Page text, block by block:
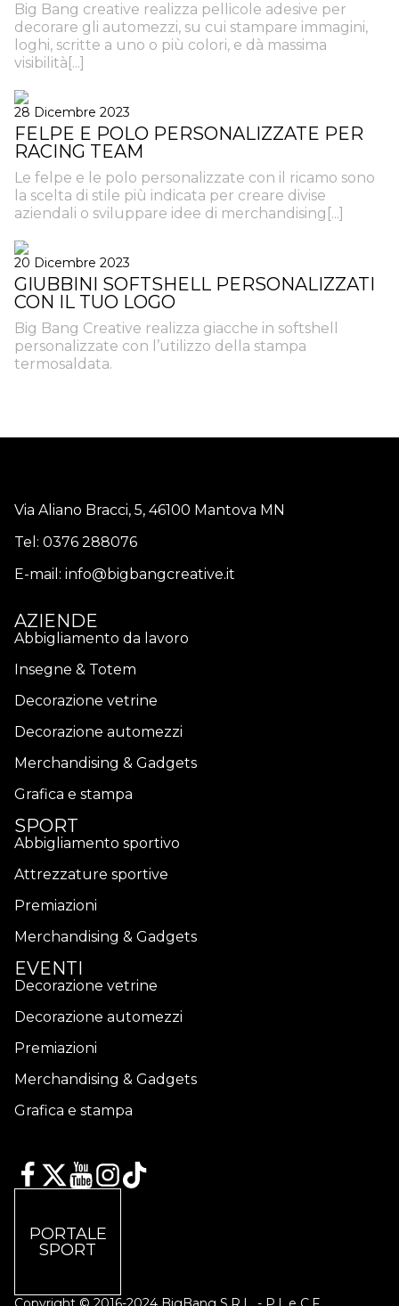
Big Bang creative realizza pellicole adesive per
decorare gli automezzi, su cui stampare immagini,
loghi, scritte a uno o più colori, e dà massima
visibilità[...]
28 Dicembre 2023
FELPE E POLO PERSONALIZZATE PER
RACING TEAM
Le felpe e le polo personalizzate con il ricamo sono
la scelta di stile più indicata per creare divise
aziendali o sviluppare idee di merchandising[...]
20 Dicembre 2023
GIUBBINI SOFTSHELL PERSONALIZZATI
CON IL TUO LOGO
Big Bang Creative realizza giacche in softshell
personalizzate con l’utilizzo della stampa
termosaldata.
Via Aliano Bracci, 5, 46100 Mantova MN
Tel: 0376 288076
E-mail: info@bigbangcreative.it
AZIENDE
Abbigliamento da lavoro
Insegne & Totem
Decorazione vetrine
Decorazione automezzi
Merchandising & Gadgets
Grafica e stampa
SPORT
Abbigliamento sportivo
Attrezzature sportive
Premiazioni
Merchandising & Gadgets
EVENTI
Decorazione vetrine
Decorazione automezzi
Premiazioni
Merchandising & Gadgets
Grafica e stampa
PORTALE
SPORT